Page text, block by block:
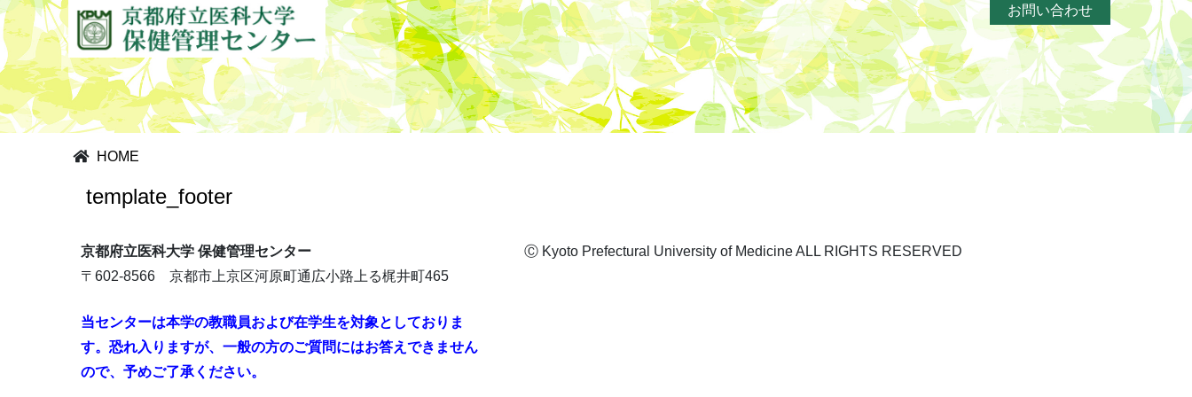
お問い合わせ
HOME
template_footer
京都府立医科大学 保健管理センター
〒602-8566 京都市上京区河原町通広小路上る梶井町465
当センターは本学の教職員および在学生を対象としておりま
す。恐れ入りますが、一般の方のご質問にはお答えできません
ので、予めご了承ください。
Ⓒ Kyoto Prefectural University of Medicine ALL RIGHTS RESERVED